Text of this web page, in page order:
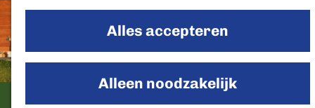
Alles accepteren
Alleen noodzakelijk
h
o
m
e
De Efteling
Breda
Oosterhout